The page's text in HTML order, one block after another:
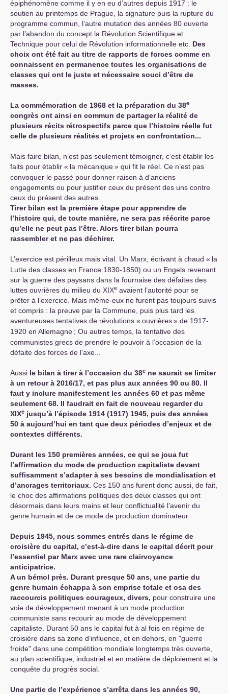
épiphénomène comme il y en eu d’autres depuis 1917 : le
soutien au printemps de Prague, la signature puis la rupture du
programme commun, l’autre mutation des années 80 ouverte
par l’abandon du concept la Révolution Scientifique et
Technique pour celui de Révolution informationnelle etc. Des
choix ont été fait au titre de rapports de forces comme en
connaissent en permanence toutes les organisations de
classes qui ont le juste et nécessaire souci d’être de
masses.
La commémoration de 1968 et la préparation du 38e
congrès ont ainsi en commun de partager la réalité de
plusieurs récits rétrospectifs parce que l’histoire réelle fut
celle de plusieurs réalités et projets en confrontation...
Mais faire bilan, n’est pas seulement témoigner, c’est établir les
faits pour établir « la mécanique» qui fit le réel. Ce n’est pas
convoquer le passé pour donner raison à d’anciens
engagements ou pour justifier ceux du présent des uns contre
ceux du présent des autres.
Tirer bilan est la première étape pour apprendre de
l’histoire qui, de toute manière, ne sera pas réécrite parce
qu’elle ne peut pas l’être. Alors tirer bilan pourra
rassembler et ne pas déchirer.
L’exercice est périlleux mais vital. Un Marx, écrivant à chaud « la
Lutte des classes en France 1830-1850) ou un Engels revenant
sur la guerre des paysans dans la fournaise des défaites des
luttes ouvrières du milieu du XIXe avaient l’autorité pour se
prêter à l’exercice. Mais même-eux ne furent pas toujours suivis
et compris : la preuve par la Commune, puis plus tard les
aventureuses tentatives de révolutions « ouvrières» de 1917-
1920 en Allemagne ; Ou autres temps, la tentative des
communistes grecs de prendre le pouvoir à l’occasion de la
défaite des forces de l’axe...
Aussi le bilan à tirer à l’occasion du 38e ne saurait se limiter
à un retour à 2016/17, et pas plus aux années 90 ou 80. Il
faut y inclure manifestement les années 60 et pas même
seulement 68. Il faudrait en fait de nouveau regarder du
XIXe jusqu’à l’épisode 1914 (1917) 1945, puis des années
50 à aujourd’hui en tant que deux périodes d’enjeux et de
contextes différents.
Durant les 150 premières années, ce qui se joua fut
l’affirmation du mode de production capitaliste devant
suffisamment s’adapter à ses besoins de mondialisation et
d’ancrages territoriaux. Ces 150 ans furent donc aussi, de fait,
le choc des affirmations politiques des deux classes qui ont
désormais dans leurs mains et leur conflictualité l’avenir du
genre humain et de ce mode de production dominateur.
Depuis 1945, nous sommes entrés dans le régime de
croisière du capital, c’est-à-dire dans le capital décrit pour
l’essentiel par Marx avec une rare clairvoyance
anticipatrice.
A un bémol près. Durant presque 50 ans, une partie du
genre humain échappa à son emprise totale et osa des
raccourcis politiques courageux, divers, pour construire une
voie de développement menant à un mode production
communiste sans recourir au mode de développement
capitaliste. Durant 50 ans le capital fut à al fois en régime de
croisière dans sa zone d’influence, et en dehors, en "guerre
froide" dans une compétition mondiale longtemps très ouverte,
au plan scientifique, industriel et en matière de déploiement et la
conquête du progrès social.
Une partie de l’expérience s’arrêta dans les années 90,